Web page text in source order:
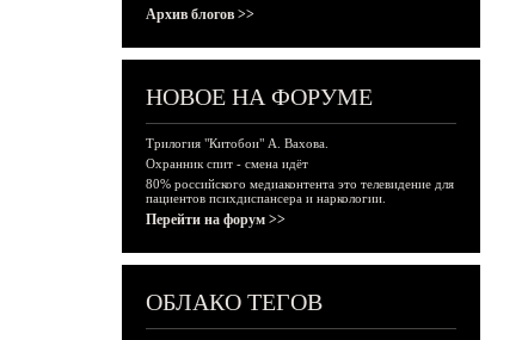
Архив блогов >>
НОВОЕ НА ФОРУМЕ
Трилогия "Китобои" А. Вахова.
Охранник спит - смена идёт
80% российского медиаконтента это телевидение для
пациентов психдиспансера и наркологии.
Перейти на форум >>
ОБЛАКО ТЕГОВ